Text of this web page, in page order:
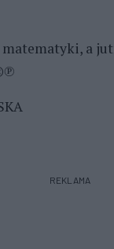
a
REKLAMA